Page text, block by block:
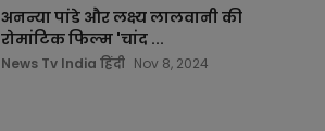
अनन्या पांडे और लक्ष्य लालवानी की
रोमांटिक फिल्म 'चांद ...
News Tv India हिंदी Nov 8, 2024